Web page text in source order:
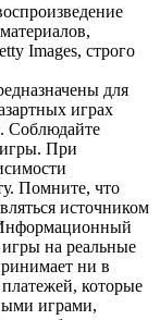
Images, строго
для
играх
Соблюдайте
При
Помните, что
источником
Информационный
игры на реальные
ни в
которые
играми,